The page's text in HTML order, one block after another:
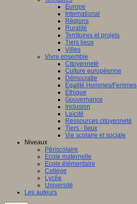
Europe
International
Régions
Ruralité
Territoires et projets
Tiers lieux
Villes
Vivre ensemble
Citoyenneté
Culture européenne
Démocratie
Egalité Hommes/Femmes
Ethique
Gouvernance
Inclusion
Laïcité
Ressources citoyenneté
Tiers - lieux
Vie scolaire et sociale
Niveaux
Périscolaire
Ecole maternelle
Ecole élémentaire
Collège
Lycée
Université
Les auteurs